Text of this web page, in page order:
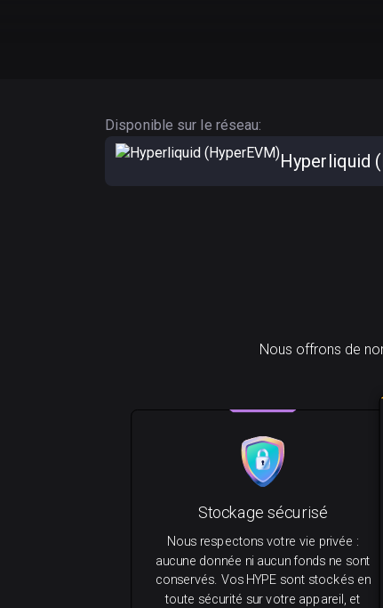
Disponible sur le réseau:
Hyperliquid
Nous offrons de
Stockage sécurisé
Nous respectons votre vie privée :
aucune donnée ni aucun fonds ne sont
conservés. Vos HYPE sont stockés en
toute sécurité sur votre appareil, et